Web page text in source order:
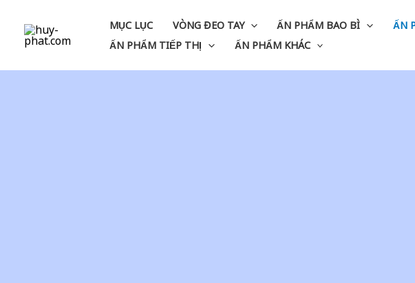
content
MỤC LỤC VÒNG ĐEO TAY ẤN PHẨM BAO BÌ
ẤN
ẤN PHẨM TIẾP THỊ
ẤN PHẨM KHÁC